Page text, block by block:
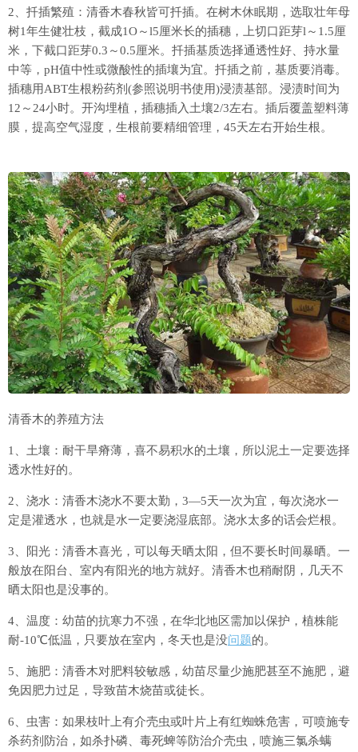
2、扦插繁殖：清香木春秋皆可扦插。在树木休眠期，选取壮年母
树1年生健壮枝，截成1O～l5厘米长的插穗，上切口距芽l～1.5厘
米，下截口距芽0.3～0.5厘米。扦插基质选择通透性好、持水量
中等，pH值中性或微酸性的插壤为宜。扦插之前，基质要消毒。
插穗用ABT生根粉药剂(参照说明书使用)浸渍基部。浸渍时间为
12～24小时。开沟埋植，插穗插入土壤2/3左右。插后覆盖塑料薄
膜，提高空气湿度，生根前要精细管理，45天左右开始生根。
清香木的养殖方法
1、土壤：耐干旱瘠薄，喜不易积水的土壤，所以泥土一定要选择
透水性好的。
2、浇水：清香木浇水不要太勤，3—5天一次为宜，每次浇水一
定是灌透水，也就是水一定要浇湿底部。浇水太多的话会烂根。
3、阳光：清香木喜光，可以每天晒太阳，但不要长时间暴晒。一
般放在阳台、室内有阳光的地方就好。清香木也稍耐阴，几天不
晒太阳也是没事的。
4、温度：幼苗的抗寒力不强，在华北地区需加以保护，植株能
耐-10℃低温，只要放在室内，冬天也是没问题的。
5、施肥：清香木对肥料较敏感，幼苗尽量少施肥甚至不施肥，避
免因肥力过足，导致苗木烧苗或徒长。
6、虫害：如果枝叶上有介壳虫或叶片上有红蜘蛛危害，可喷施专
杀药剂防治，如杀扑磷、毒死蜱等防治介壳虫，喷施三氯杀螨